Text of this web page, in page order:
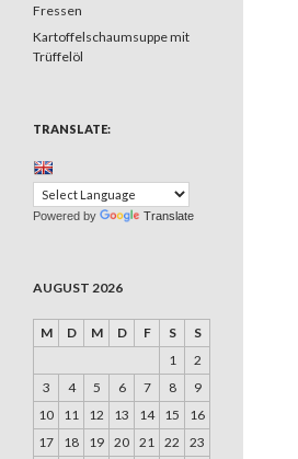
Fressen
Kartoffelschaumsuppe mit
Trüffelöl
TRANSLATE:
Powered by Translate
AUGUST 2026
M D M D F S S
1
2
3
4 5 6 7 8
9
10
11 12 13 14 15
16
17
18 19 20 21 22
23